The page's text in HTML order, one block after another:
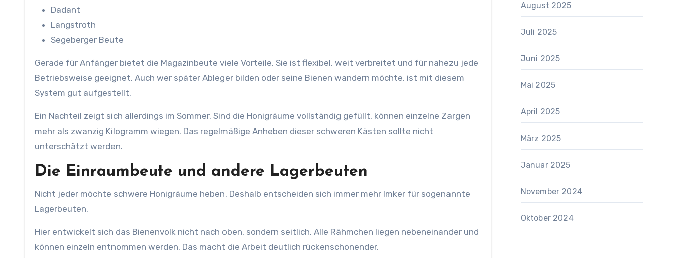
Dadant
Langstroth
Segeberger Beute
Gerade für Anfänger bietet die Magazinbeute viele Vorteile. Sie ist flexibel, weit verbreitet und für nahezu jede
Betriebsweise geeignet. Auch wer später Ableger bilden oder seine Bienen wandern möchte, ist mit diesem
System gut aufgestellt.
Ein Nachteil zeigt sich allerdings im Sommer. Sind die Honigräume vollständig gefüllt, können einzelne Zargen
mehr als zwanzig Kilogramm wiegen. Das regelmäßige Anheben dieser schweren Kästen sollte nicht
unterschätzt werden.
Die Einraumbeute und andere Lagerbeuten
Nicht jeder möchte schwere Honigräume heben. Deshalb entscheiden sich immer mehr Imker für sogenannte
Lagerbeuten.
Hier entwickelt sich das Bienenvolk nicht nach oben, sondern seitlich. Alle Rähmchen liegen nebeneinander und
können einzeln entnommen werden. Das macht die Arbeit deutlich rückenschonender.
August 2025
Juli 2025
Juni 2025
Mai 2025
April 2025
März 2025
Januar 2025
November 2024
Oktober 2024